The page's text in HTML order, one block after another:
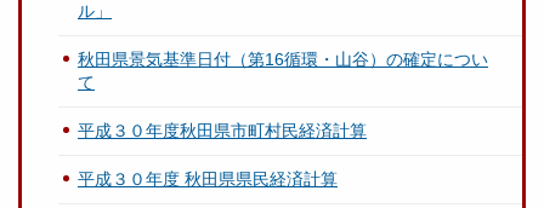
ル」
秋田県景気基準日付（第16循環・山谷）の確定につい
て
平成３０年度秋田県市町村民経済計算
平成３０年度 秋田県県民経済計算